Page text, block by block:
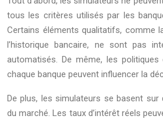
tous les critères utilisés par les
Certains éléments qualitatifs, comme
l’historique bancaire, ne sont pas
automatisés. De même, les
chaque banque peuvent influencer la
De plus, les simulateurs se basent sur
du marché. Les taux d’intérêt réels